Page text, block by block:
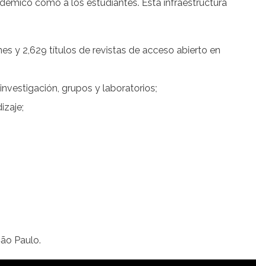
como a los estudiantes. Esta infraestructura
y 2,629 títulos de revistas de acceso abierto en
grupos y laboratorios;
Paulo.